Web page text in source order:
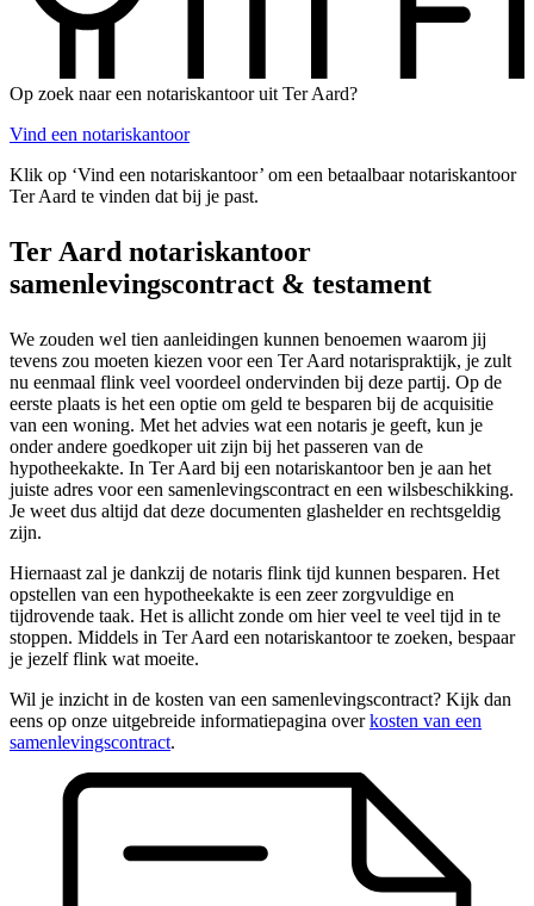
Op zoek naar een notariskantoor uit Ter Aard?
Vind een notariskantoor
Klik op ‘Vind een notariskantoor’ om een betaalbaar notariskantoor
Ter Aard te vinden dat bij je past.
Ter Aard notariskantoor
samenlevingscontract & testament
We zouden wel tien aanleidingen kunnen benoemen waarom jij
tevens zou moeten kiezen voor een Ter Aard notarispraktijk, je zult
nu eenmaal flink veel voordeel ondervinden bij deze partij. Op de
eerste plaats is het een optie om geld te besparen bij de acquisitie
van een woning. Met het advies wat een notaris je geeft, kun je
onder andere goedkoper uit zijn bij het passeren van de
hypotheekakte. In Ter Aard bij een notariskantoor ben je aan het
juiste adres voor een samenlevingscontract en een wilsbeschikking.
Je weet dus altijd dat deze documenten glashelder en rechtsgeldig
zijn.
Hiernaast zal je dankzij de notaris flink tijd kunnen besparen. Het
opstellen van een hypotheekakte is een zeer zorgvuldige en
tijdrovende taak. Het is allicht zonde om hier veel te veel tijd in te
stoppen. Middels in Ter Aard een notariskantoor te zoeken, bespaar
je jezelf flink wat moeite.
Wil je inzicht in de kosten van een samenlevingscontract? Kijk dan
eens op onze uitgebreide informatiepagina overkosten van een
samenlevingscontract.